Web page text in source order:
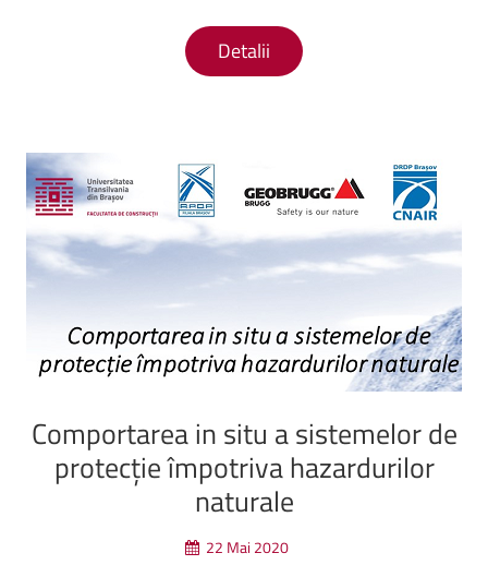
Detalii
Comportareain situ asistemelorde
protecțieîmpotrivahazardurilor
naturale
22 Mai 2020